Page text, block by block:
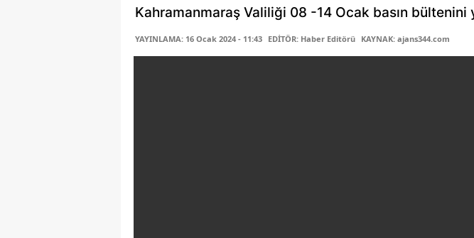
Kahramanmaraş Valiliği 08 -14 Ocak basın bültenini
YAYINLAMA: 16 Ocak 2024 - 11:43 EDİTÖR: Haber Editörü KAYNAK: ajans344.com